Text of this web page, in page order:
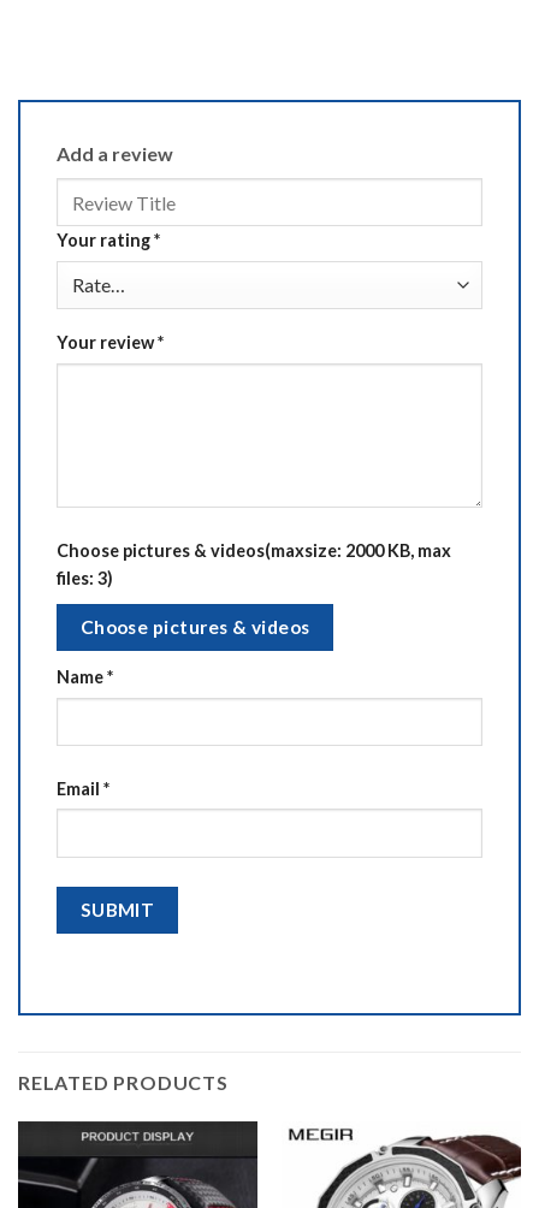
Add a review
Your rating*
Your review*
Choose pictures & videos(maxsize: 2000 KB, max
files: 3)
Choose pictures & videos
Name*
Email *
RELATED PRODUCTS